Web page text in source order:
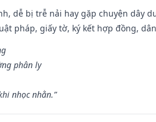
dễ bị trễ nải hay gặp chuyện dây
pháp, giấy tờ, ký kết hợp đồng,
phân ly
nhọc nhằn.”